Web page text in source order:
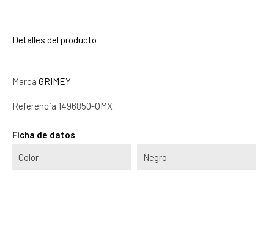
Detalles del producto
Marca GRIMEY
Referencia 1496850-OMX
Ficha de datos
Color Negro